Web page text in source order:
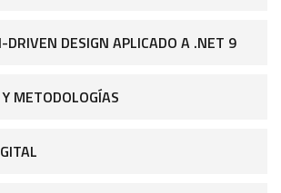
DRIVEN DESIGN APLICADO A .NET 9
METODOLOGÍAS